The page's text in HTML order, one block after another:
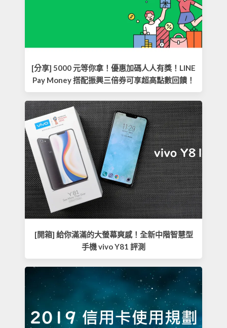
[分享] 5000 元等你拿！優惠加碼人人有獎！LINE
Pay Money 搭配振興三倍券可享超高點數回饋！
[開箱] 給你滿滿的大螢幕爽感！全新中階智慧型
手機 vivo Y81 評測